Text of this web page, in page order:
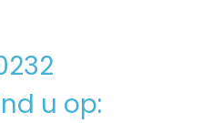
u op: